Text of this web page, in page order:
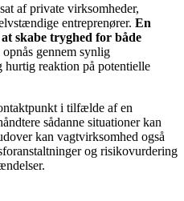
af private virksomheder,
entreprenører. En
skabe tryghed for både
opnås gennem synlig
reaktion på potentielle
i tilfælde af en
sådanne situationer kan
kan vagtvirksomhed også
og risikovurdering